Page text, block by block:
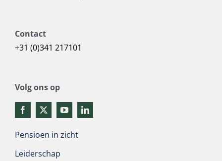
Contact
+31 (0)341 217101
Volg ons op
Pensioen in zicht
Leiderschap